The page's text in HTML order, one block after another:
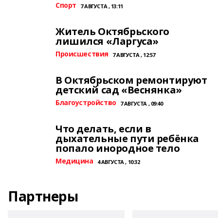
Спорт 7 АВГУСТА , 13:11
Житель Октябрьского
лишился «Ларгуса»
Происшествия 7 АВГУСТА , 12:57
В Октябрьском ремонтируют
детский сад «Веснянка»
Благоустройство 7 АВГУСТА , 09:40
Что делать, если в
дыхательные пути ребёнка
попало инородное тело
Медицина 4 АВГУСТА , 10:32
Партнеры